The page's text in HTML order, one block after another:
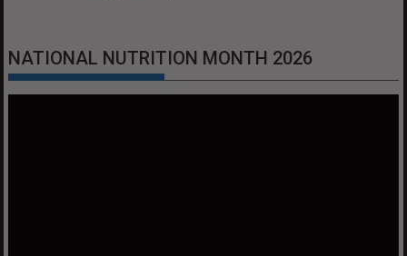
NATIONAL NUTRITION MONTH 2026